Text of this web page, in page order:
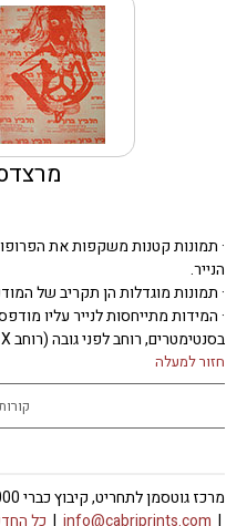
מרצדס
· תמונות קטנות משקפות את
הנייר.
· תמונות מוגדלות הן תקריב של
· המידות מתייחסות לנייר עליו
בסנטימטרים, רוחב לפני גובה (רוחב X גובה).
חזור למעלה